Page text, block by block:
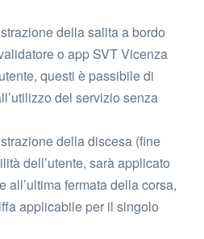
della salita a bordo
o app SVT Vicenza
questi è passibile di
del servizio senza
della discesa (fine
dell’utente, sarà applicato
all’ultima fermata della corsa,
applicabile per il singolo